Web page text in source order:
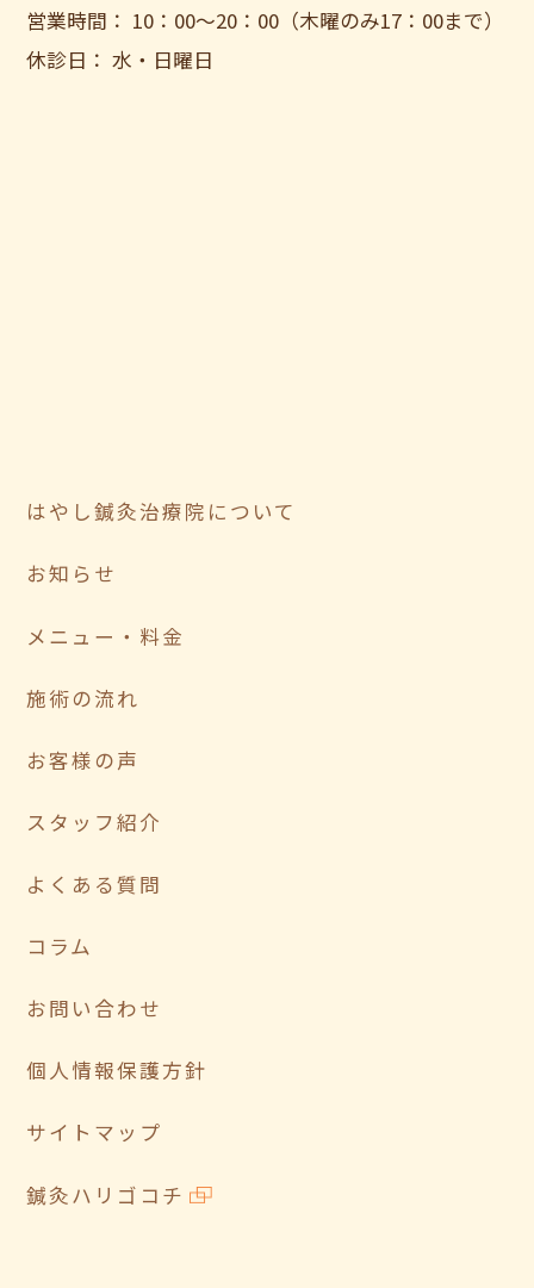
営業時間： 10：00〜20：00（木曜のみ17：00まで）
休診日： 水・日曜日
はやし鍼灸治療院について
お知らせ
メニュー・料金
施術の流れ
お客様の声
スタッフ紹介
よくある質問
コラム
お問い合わせ
個人情報保護方針
サイトマップ
鍼灸ハリゴコチ